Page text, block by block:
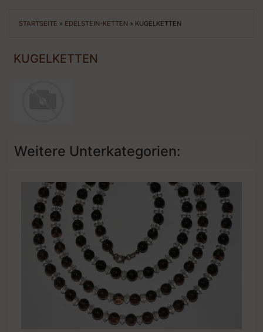
STARTSEITE » EDELSTEIN-KETTEN » KUGELKETTEN
KUGELKETTEN
Weitere Unterkategorien: